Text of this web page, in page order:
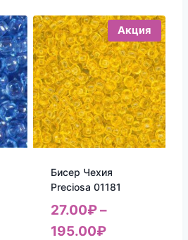
Акция
Бисер Чехия
Preciosa 01181
27.00₽–
195.00₽